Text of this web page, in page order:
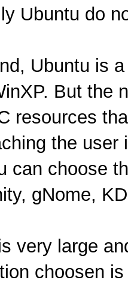
Ubuntu do
Ubuntu is
But the
resources
the
can choose
gNome,
very large
choosen